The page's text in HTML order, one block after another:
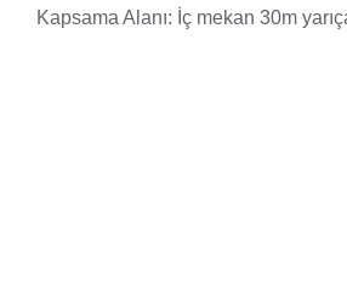
Kapsama Alanı: İç mekan 30m